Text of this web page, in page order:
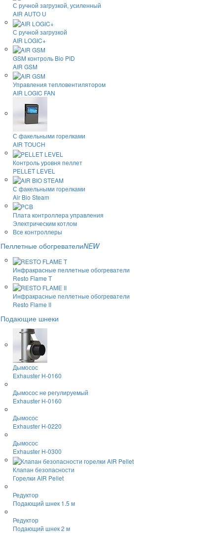
С ручной загрузкой, усиленный
AIR AUTO U
С ручной загрузкой
AIR LOGIC+
GSM контроль Bio PID
AIR GSM
Управления тепловентилятором
AIR LOGIC FAN
С факельными горелками
AIR TOUCH
Контроль уровня пеллет
PELLET LEVEL
С факельными горелками
Air Bio Steam
Плата контроллера управления
Электрическим котлом
Все контроллеры
Пеллетные обогревателиNEW
Инфракрасные пеллетные обогреватели
Resto Flame T
Инфракрасные пеллетные обогреватели
Resto Flame II
Подающие шнеки
Дымосос
Exhauster H-0160
Дымосос не регулируемый
Exhauster H-0160
Дымосос
Exhauster H-0220
Дымосос
Exhauster H-0300
Клапан безопасности
Горелки AIR Pellet
Редуктор
Подающий шнек 1.5 м
Редуктор
Подающий шнек 2 м